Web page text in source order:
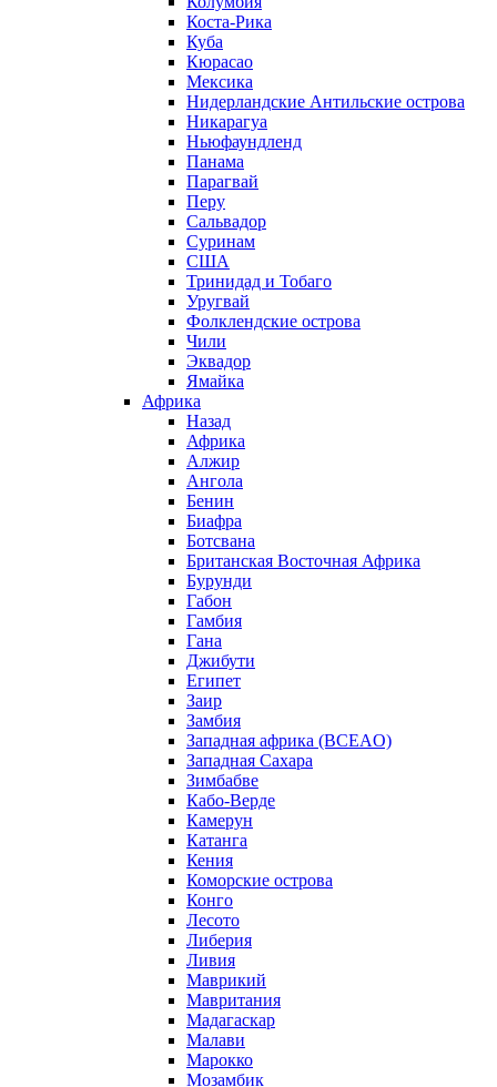
Коста-Рика
Куба
Кюрасао
Мексика
Нидерландские Антильские острова
Никарагуа
Ньюфаундленд
Панама
Парагвай
Перу
Сальвадор
Суринам
США
Тринидад и Тобаго
Уругвай
Фолклендские острова
Чили
Эквадор
Ямайка
Африка
Назад
Африка
Алжир
Ангола
Бенин
Биафра
Ботсвана
Британская Восточная Африка
Бурунди
Габон
Гамбия
Гана
Джибути
Египет
Заир
Замбия
Западная африка (BCEAO)
Западная Сахара
Зимбабве
Кабо-Верде
Камерун
Катанга
Кения
Коморские острова
Конго
Лесото
Либерия
Ливия
Маврикий
Мавритания
Мадагаскар
Малави
Марокко
Мозамбик